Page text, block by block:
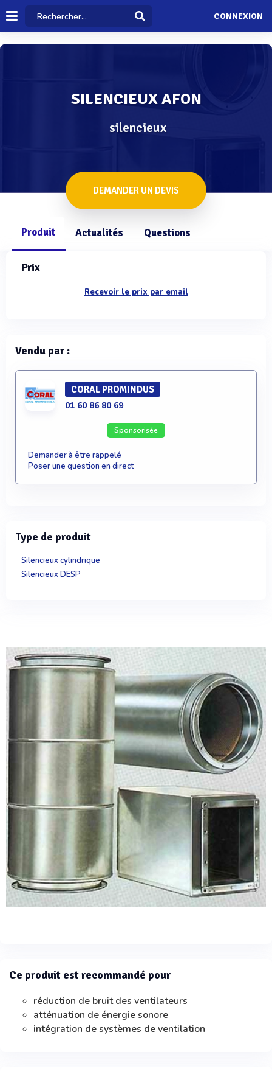
CONNEXION
SILENCIEUX AFON
silencieux
DEMANDER UN DEVIS
Produit Actualités Questions
Ce produit est recommandé pour
réduction de bruit des ventilateurs
atténuation de énergie sonore
intégration de systèmes de ventilation
Prix
Recevoir le prix par email
Vendu par :
CORAL PROMINDUS
01 60 86 80 69
Sponsorisée
Demander à être rappelé
Poser une question en direct
Type de produit
Silencieux cylindrique
Silencieux DESP